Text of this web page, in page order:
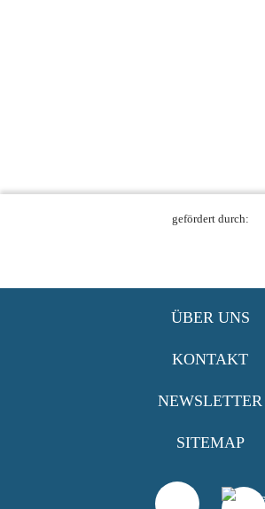
gefördert durch:
ÜBER UNS
KONTAKT
NEWSLETTER
SITEMAP